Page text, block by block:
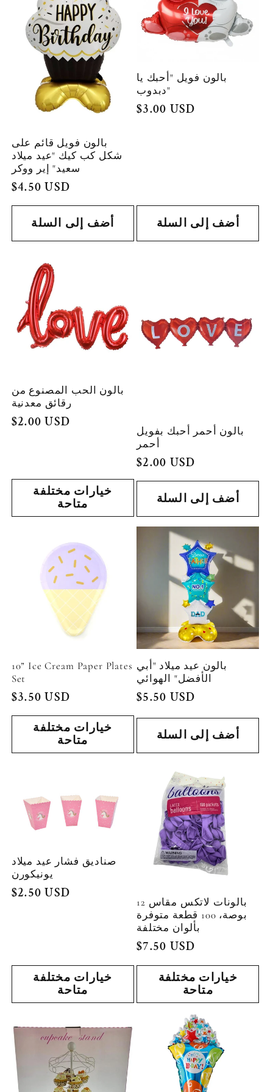
بالون فويل قائم على
شكل كب كيك "عيد ميلاد
سعيد" إير ووكر
السعر
العادي
$4.50 USD
أضف إلى السلة
بالون فويل "أحبك يا
دبدوب"
السعر
$3.00 USD
أضف إلى السلة
بالون الحب المصنوع من
رقائق معدنية
السعر
$2.00 USD
خيارات مختلفة
متاحة
بالون أحمر أحبك بفويل
أحمر
السعر
العادي
$2.00 USD
أضف إلى السلة
10” Ice Cream Paper Plates
Set
السعر
العادي
$3.50 USD
خيارات مختلفة
متاحة
بالون عيد ميلاد "أبي
الأفضل" الهوائي
السعر
العادي
$5.50 USD
أضف إلى السلة
صناديق فشار عيد ميلاد
يونيكورن
السعر
$2.50 USD
خيارات مختلفة
متاحة
بالونات لاتكس مقاس 12
بوصة، 100 قطعة متوفرة
بألوان مختلفة
السعر
العادي
$7.50 USD
خيارات مختلفة
متاحة